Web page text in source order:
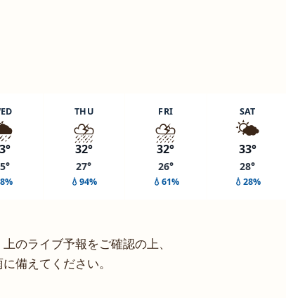
THU
⛈️
32°
27°
💧94%
FRI
⛈️
32°
26°
💧61%
SAT
🌤️
33°
28°
💧28%
のライブ予報をご確認の上、
備えてください。